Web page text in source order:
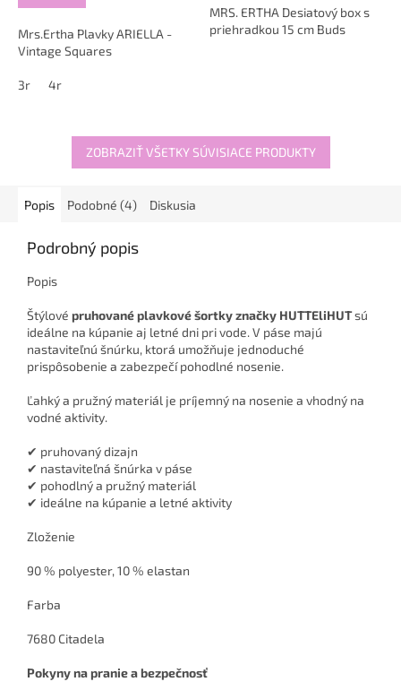
Mrs.Ertha Plavky ARIELLA -
Vintage Squares
3r 4r
MRS. ERTHA Desiatový box s
priehradkou 15 cm Buds
ZOBRAZIŤ VŠETKY SÚVISIACE PRODUKTY
Popis Podobné (4) Diskusia
Podrobný popis
Popis
Štýlové pruhované plavkové šortky značky HUTTEliHUTsú
ideálne na kúpanie aj letné dni pri vode. V páse majú
nastaviteľnú šnúrku, ktorá umožňuje jednoduché
prispôsobenie a zabezpečí pohodlné nosenie.
Ľahký a pružný materiál je príjemný na nosenie a vhodný na
vodné aktivity.
✔ pruhovaný dizajn
✔ nastaviteľná šnúrka v páse
✔ pohodlný a pružný materiál
✔ ideálne na kúpanie a letné aktivity
Zloženie
90 % polyester, 10 % elastan
Farba
7680 Citadela
Pokyny na pranie a bezpečnosť